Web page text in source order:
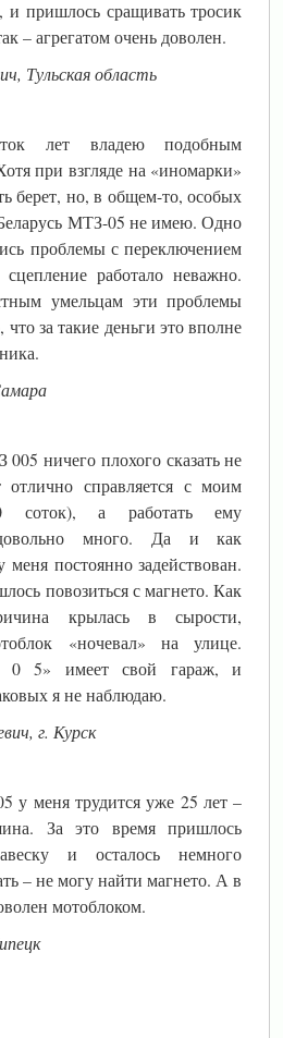
и пришлось сращивать тросик
– агрегатом очень доволен.
Тульская область
лет владею подобным
при взгляде на «иномарки»
берет, но, в общем-то, особых
МТЗ-05 не имею. Одно
проблемы с переключением
работало неважно.
умельцам эти проблемы
за такие деньги это вполне
ничего плохого сказать не
отлично справляется с моим
соток), а работать ему
много. Да и как
меня постоянно задействован.
повозиться с магнето. Как
крылась в сырости,
«ночевал» на улице.
0 5» имеет свой гараж, и
я не наблюдаю.
г. Курск
у меня трудится уже 25 лет –
За это время пришлось
и осталось немного
– не могу найти магнето. А в
мотоблоком.